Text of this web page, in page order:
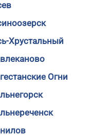
Хрустальный
Огни